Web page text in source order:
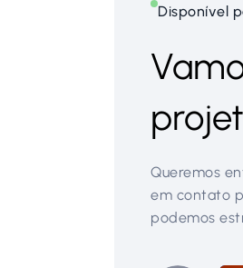
Disponível
Queremos
em contato
podemos